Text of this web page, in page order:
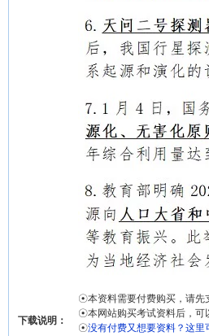
下载说明：
☉本资料需要付费购买，请先
☉本网站购买考试资料后，可
☉没有付费又想要资料？这里